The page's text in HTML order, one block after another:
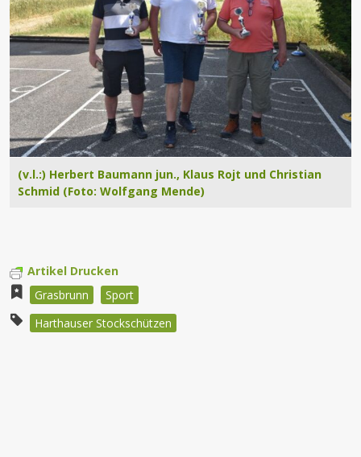
(v.l.:) Herbert Baumann jun., Klaus Rojt und Christian
Schmid (Foto: Wolfgang Mende)
Artikel Drucken
Grasbrunn
Sport
Harthauser Stockschützen